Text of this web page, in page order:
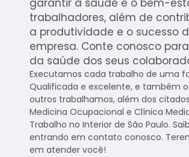
garantir a saúde e o bem-
trabalhadores, além de
a produtividade e o sucesso
empresa. Conte conosco
da saúde dos seus
Executamos cada trabalho de uma
Qualificada e excelente, e também
outros trabalhamos, além dos
Medicina Ocupacional e Clínica
Trabalho no Interior de São Paulo.
entrando em contato conosco.
em atender você!